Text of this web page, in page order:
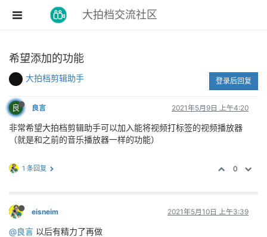
大拍档交流社区
希望添加的功能
大拍档剪辑助手 登录后回复
良 良言 2021年5月9日 上午4:20
非常希望大拍档剪辑助手可以加入能将视频打标签的视频播放器
（就是和之前的音乐播放器一样的功能）
1 条回复 0
eisneim 2021年5月10日 上午3:39
@良言 以后有精力了再做